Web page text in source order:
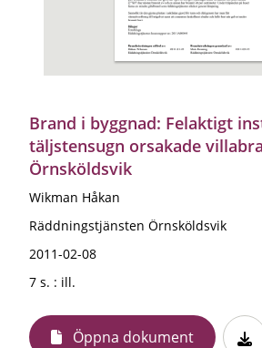
Brand i byggnad: Felaktigt
täljstensugn orsakade
Örnsköldsvik
Wikman Håkan
Räddningstjänsten Örnsköldsvik
2011-02-08
7 s. : ill.
Öppna dokument